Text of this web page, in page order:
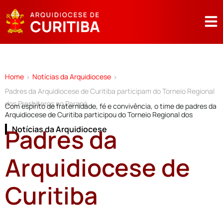
Home > Notícias da Arquidiocese >
Padres da Arquidiocese de Curitiba participam do Torneio Regional
dos Presbíteros no Paraná
Com espírito de fraternidade, fé e convivência, o time de padres da
Arquidiocese de Curitiba participou do Torneio Regional dos
Notícias da Arquidiocese
Padres da
Arquidiocese de
Curitiba